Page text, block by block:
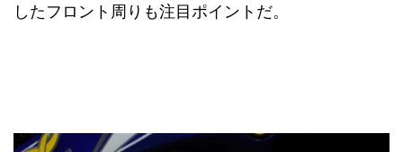
したフロント周りも注目ポイントだ。